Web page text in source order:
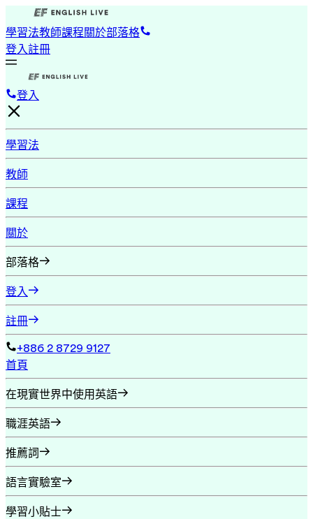
學習法教師課程關於部落格
登入註冊
登入
學習法
教師
課程
關於
部落格
登入
註冊
+886 2 8729 9127
首頁
在現實世界中使用英語
職涯英語
推薦詞
語言實驗室
學習小貼士